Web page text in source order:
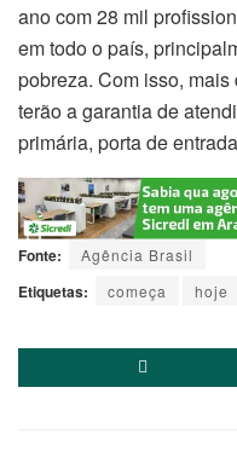
ano com 28 mil
em todo o país,
pobreza. Com isso,
terão a garantia de
primária, porta de
Fonte: Agência Brasil
Etiquetas: começa hoje